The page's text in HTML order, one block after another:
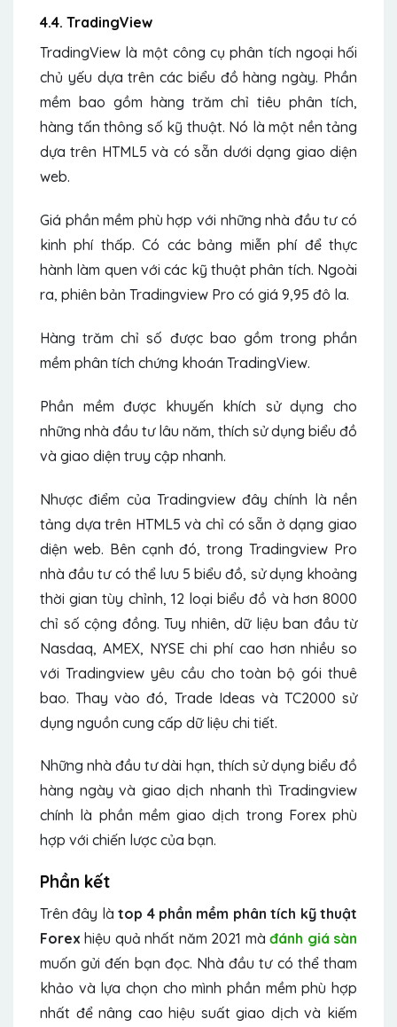
4.4. TradingView
TradingView là một công cụ phân tích ngoại hối
chủ yếu dựa trên các biểu đồ hàng ngày. Phần
mềm bao gồm hàng trăm chỉ tiêu phân tích,
hàng tấn thông số kỹ thuật. Nó là một nền tảng
dựa trên HTML5 và có sẵn dưới dạng giao diện
web.
Giá phần mềm phù hợp với những nhà đầu tư có
kinh phí thấp. Có các bảng miễn phí để thực
hành làm quen với các kỹ thuật phân tích. Ngoài
ra, phiên bản Tradingview Pro có giá 9,95 đô la.
Hàng trăm chỉ số được bao gồm trong phần
mềm phân tích chứng khoán TradingView.
Phần mềm được khuyến khích sử dụng cho
những nhà đầu tư lâu năm, thích sử dụng biểu đồ
và giao diện truy cập nhanh.
Nhược điểm của Tradingview đây chính là nền
tảng dựa trên HTML5 và chỉ có sẵn ở dạng giao
diện web. Bên cạnh đó, trong Tradingview Pro
nhà đầu tư có thể lưu 5 biểu đồ, sử dụng khoảng
thời gian tùy chỉnh, 12 loại biểu đồ và hơn 8000
chỉ số cộng đồng. Tuy nhiên, dữ liệu ban đầu từ
Nasdaq, AMEX, NYSE chi phí cao hơn nhiều so
với Tradingview yêu cầu cho toàn bộ gói thuê
bao. Thay vào đó, Trade Ideas và TC2000 sử
dụng nguồn cung cấp dữ liệu chi tiết.
Những nhà đầu tư dài hạn, thích sử dụng biểu đồ
hàng ngày và giao dịch nhanh thì Tradingview
chính là phần mềm giao dịch trong Forex phù
hợp với chiến lược của bạn.
Phần kết
Trên đây làtop 4 phần mềm phân tích kỹ thuật
Forex hiệu quả nhất năm 2021 màđánh giá sàn
muốn gửi đến bạn đọc. Nhà đầu tư có thể tham
khảo và lựa chọn cho mình phần mềm phù hợp
nhất để nâng cao hiệu suất giao dịch và kiếm